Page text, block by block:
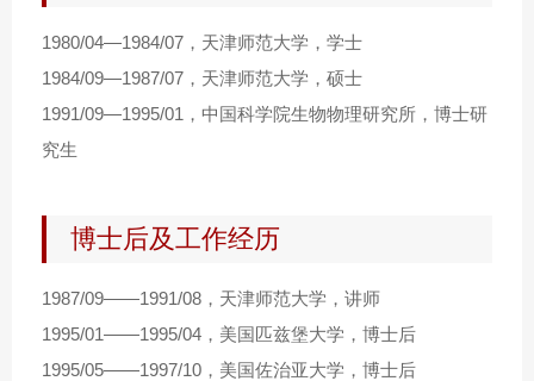
1980/04—1984/07，天津师范大学，学士
1984/09—1987/07，天津师范大学，硕士
1991/09—1995/01，中国科学院生物物理研究所，博士研
究生
博士后及工作经历
1987/09——1991/08，天津师范大学，讲师
1995/01——1995/04，美国匹兹堡大学，博士后
1995/05——1997/10，美国佐治亚大学，博士后